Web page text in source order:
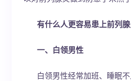
有什么人更容易患上前列
一、白领男性
白领男性经常加班、睡眠不